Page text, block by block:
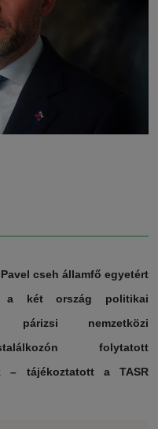
cseh államfő egyetért
két ország politikai
nemzetközi
folytatott
– tájékoztatott a TASR